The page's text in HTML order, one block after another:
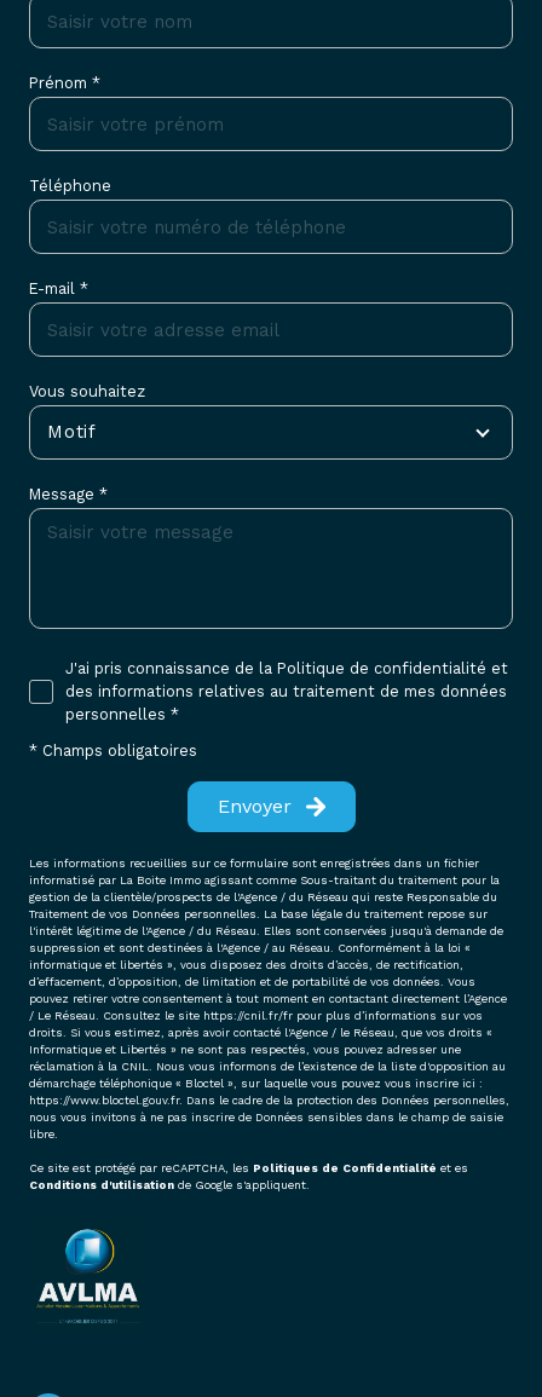
Prénom *
Téléphone
E-mail *
Vous souhaitez
Motif
Message *
J'ai pris connaissance de la Politique de confidentialité et
des informations relatives au traitement de mes données
personnelles *
* Champs obligatoires
Envoyer
Les informations recueillies sur ce formulaire sont enregistrées dans un fichier
informatisé par La Boite Immo agissant comme Sous-traitant du traitement pour la
gestion de la clientèle/prospects de l'Agence / du Réseau qui reste Responsable du
Traitement de vos Données personnelles. La base légale du traitement repose sur
l'intérêt légitime de l'Agence / du Réseau. Elles sont conservées jusqu'à demande de
suppression et sont destinées à l'Agence / au Réseau. Conformément à la loi «
informatique et libertés », vous disposez des droits d’accès, de rectification,
d’effacement, d’opposition, de limitation et de portabilité de vos données. Vous
pouvez retirer votre consentement à tout moment en contactant directement l’Agence
/ Le Réseau. Consultez le site https://cnil.fr/fr pour plus d’informations sur vos
droits. Si vous estimez, après avoir contacté l'Agence / le Réseau, que vos droits «
Informatique et Libertés » ne sont pas respectés, vous pouvez adresser une
réclamation à la CNIL. Nous vous informons de l’existence de la liste d'opposition au
démarchage téléphonique « Bloctel », sur laquelle vous pouvez vous inscrire ici :
https://www.bloctel.gouv.fr. Dans le cadre de la protection des Données personnelles,
nous vous invitons à ne pas inscrire de Données sensibles dans le champ de saisie
libre.
Ce site est protégé par reCAPTCHA, les Politiques de Confidentialité et es
Conditions d'utilisation de Google s'appliquent.